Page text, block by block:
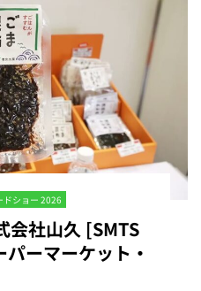
ドショー 2026
会社山久 [SMTS
ーマーケット・